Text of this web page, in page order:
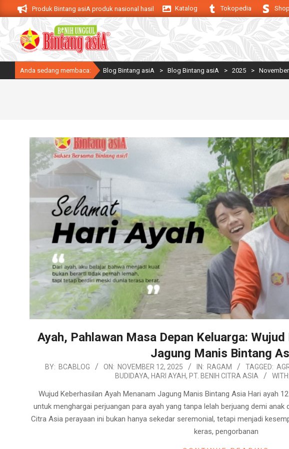
to
content
Produk Bintang asiA produk nasional hasil inovasi anak negeri untuk mendukung keberhasilan
Katalog Tokopedia
Anda sedang membaca: Blog Bintang asiA > Blog Bintang asiA > 2025 > November
Ayah, Pahlawan Masa Depan Keluarga:
Jagung Manis Bintang
2025-BY: BCABLOG ON: NOVEMBER 12, 2025 IN: RAGAM TAGGED:
BUDIDAYA, HARI AYAH, PT. BENIH CITRA ASIA WITH:
Wujud Keberhasilan Ayah Menanam Jagung Manis Bintang Asia Hari ayah
untuk menghargai perjuangan para ayah yang tanpa lelah berjuang demi anak
Citra Asia perayaan ini bukan hanya sekedar seremonial, tetapi menjadi
keras, pengorbanan